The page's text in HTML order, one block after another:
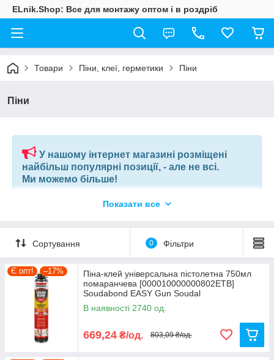
ELnik.Shop: Все для монтажу оптом і в роздріб
Товари Піни, клеї, герметики Піни
Піни
У нашому інтернет магазині розміщені
найбільш популярні позиції, - але не всі.
Ми можемо більше!
Якщо ви шукаєте конкретну позицію або заміну товару, який
наші фахівці в короткий термін підберуть вам позиції за
вашим запитом, або аналоги інших виробників.
+380675038212
Ми не просто інтернет-магазин, а велика, оптова,
компанія по комплектації будівельних об'єктів і
виробничих підприємств.
Показати все
Сортування 0 Фільтри
Є опт! –17%
Піна-клей універсальна пістолетна 750мл
помаранчева [000010000000802ETB]
Soudabond EASY Gun Soudal
В наявності 2740 од.
669,24 ₴/од. 803,09 ₴/од.